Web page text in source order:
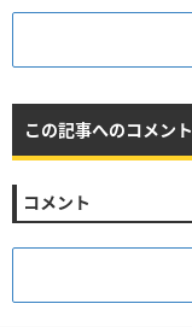
この記事へのコメント
コメント